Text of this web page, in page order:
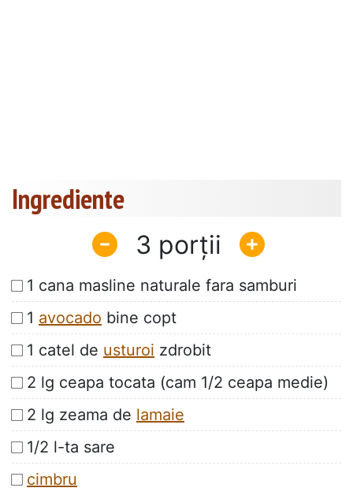
Ingrediente
3
1 cana masline naturale fara samburi
1 avocado bine copt
1 catel de usturoi zdrobit
2 lg ceapa tocata (cam 1/2 ceapa medie)
2 lg zeama de lamaie
1/2 l-ta sare
cimbru